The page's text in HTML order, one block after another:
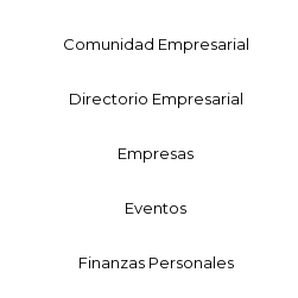
Comunidad Empresarial
Directorio Empresarial
Empresas
Eventos
Finanzas Personales